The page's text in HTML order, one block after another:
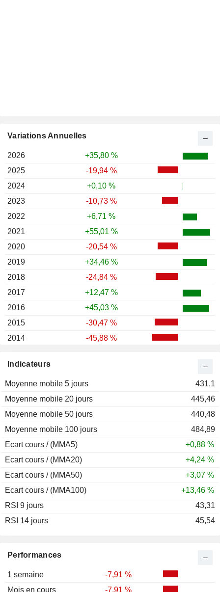
Performances
1 semaine
-7,91 %
Mois en cours
-7,91 %
Indicateurs
Moyenne mobile 5 jours
431,1
Moyenne mobile 20 jours
445,46
Moyenne mobile 50 jours
440,48
Moyenne mobile 100 jours
484,89
Ecart cours / (MMA5)
+0,88 %
Ecart cours / (MMA20)
+4,24 %
Ecart cours / (MMA50)
+3,07 %
Ecart cours / (MMA100)
+13,46 %
RSI 9 jours
43,31
RSI 14 jours
45,54
Variations Annuelles
2026
+35,80 %
2025
-19,94 %
2024
+0,10 %
2023
-10,73 %
2022
+6,71 %
2021
+55,01 %
2020
-20,54 %
2019
+34,46 %
2018
-24,84 %
2017
+12,47 %
2016
+45,03 %
2015
-30,47 %
2014
-45,88 %
2012
2011
+8,15 %
2010
+15,15 %
2009
+77,94 %
2008
-53,53 %